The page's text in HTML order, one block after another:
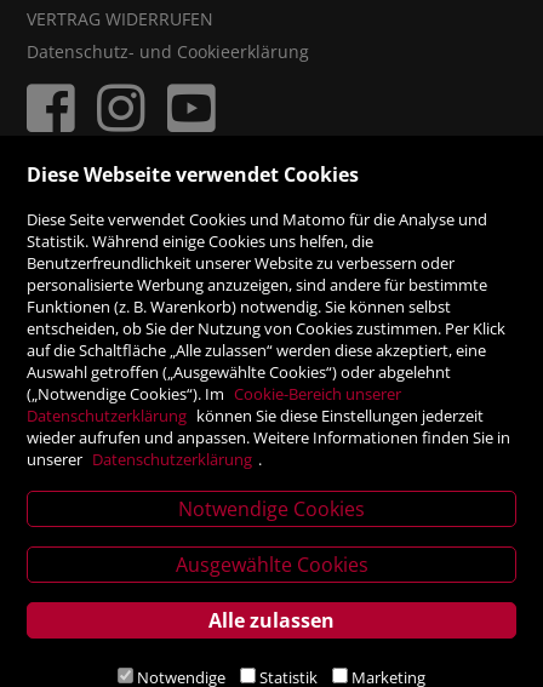
News
Service
VERTRAG WIDERRUFEN
Datenschutz- und Cookieerklärung
Rechnung
Vorauskasse
SICHER ONLINE SHOPPEN!
6020 Innsbruck
Diese Webseite verwendet Cookies
Diese Seite verwendet Cookies und Matomo für die Analyse und
Statistik. Während einige Cookies uns helfen, die
Benutzerfreundlichkeit unserer Website zu verbessern oder
personalisierte Werbung anzuzeigen, sind andere für bestimmte
Funktionen (z. B. Warenkorb) notwendig. Sie können selbst
entscheiden, ob Sie der Nutzung von Cookies zustimmen. Per Klick
auf die Schaltfläche „Alle zulassen“ werden diese akzeptiert, eine
Auswahl getroffen („Ausgewählte Cookies“) oder abgelehnt
(„Notwendige Cookies“). Im Cookie-Bereich unserer
Datenschutzerklärung können Sie diese Einstellungen jederzeit
wieder aufrufen und anpassen. Weitere Informationen finden Sie in
unserer Datenschutzerklärung .
Notwendige Cookies
Ausgewählte Cookies
Alle zulassen
Notwendige Statistik Marketing